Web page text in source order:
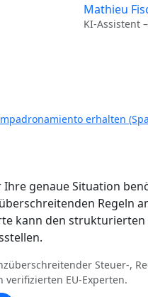
Mathieu
KI-Assistent
erhalten
Ihre genaue Situation
Regeln
kann den
Steuer-,
verifizierten EU-Experten.